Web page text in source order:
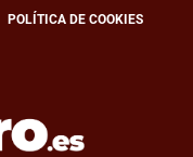
POLÍTICA DE COOKIES